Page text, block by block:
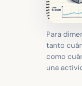
Para
tanto
como
una